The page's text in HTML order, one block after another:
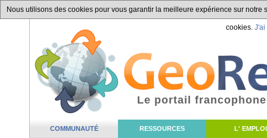
Nous utilisons des cookies pour vous garantir la meilleure expérience sur
cookies. J'ai
COMMUNAUTÉ RESSOURCES L' EMPLOI
Le portail